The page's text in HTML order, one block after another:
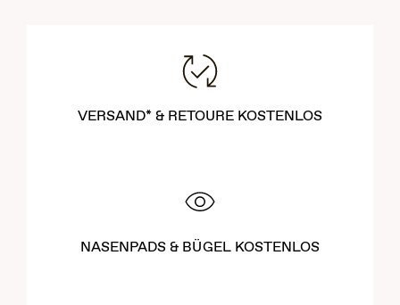
VERSAND* & RETOURE KOSTENLOS
NASENPADS & BÜGEL KOSTENLOS